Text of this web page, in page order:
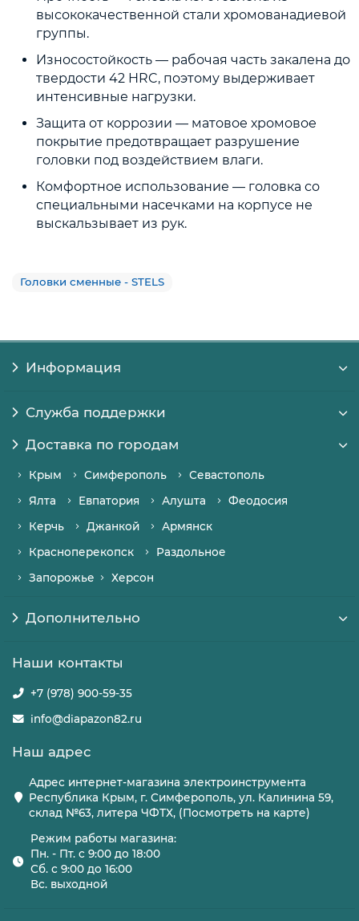
высококачественной стали хромованадиевой
группы.
Износостойкость — рабочая часть закалена до
твердости 42 HRC, поэтому выдерживает
интенсивные нагрузки.
Защита от коррозии — матовое хромовое
покрытие предотвращает разрушение
головки под воздействием влаги.
Комфортное использование — головка со
специальными насечками на корпусе не
выскальзывает из рук.
Головки сменные - STELS
Информация
Служба поддержки
Доставка по городам
Крым Симферополь
Севастополь
Ялта
Евпатория Алушта
Феодосия
Керчь
Джанкой
Армянск
Красноперекопск
Раздольное
Запорожье
Херсон
Дополнительно
Наши контакты
+7 (978) 900-59-35
info@diapazon82.ru
Наш адрес
Адрес интернет-магазина электроинструмента
Республика Крым, г. Симферополь, ул. Калинина 59,
склад №63, литера ЧФТХ, (Посмотреть на карте)
Режим работы магазина:
Пн. - Пт. с 9:00 до 18:00
Сб. с 9:00 до 16:00
Вс. выходной